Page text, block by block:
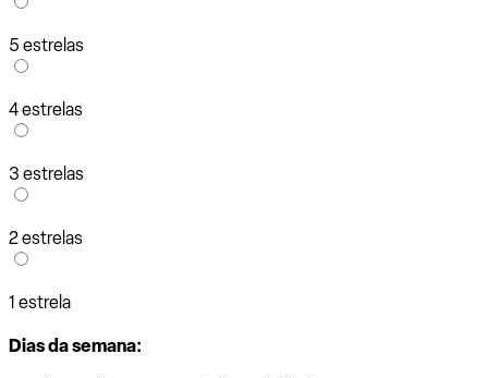
5 estrelas
4 estrelas
3 estrelas
2 estrelas
1 estrela
Dias da semana: